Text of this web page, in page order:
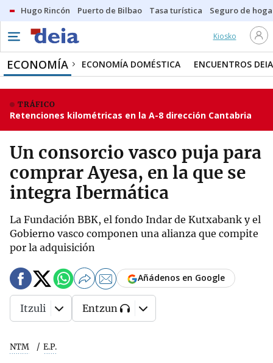
Hugo Rincón Puerto de Bilbao Tasa turística Seguro de
Kiosko
ECONOMÍA ECONOMÍA DOMÉSTICA ENCUENTROS DEIA
TRÁFICO
Retenciones kilométricas en la A-8 dirección Cantabria
Un consorcio vasco puja para
comprar Ayesa, en la que se
integra Ibermática
La Fundación BBK, el fondo Indar de Kutxabank y el
Gobierno vasco componen una alianza que compite
por la adquisición
NTM E.P.
Añádenos en Google
Itzuli Entzun